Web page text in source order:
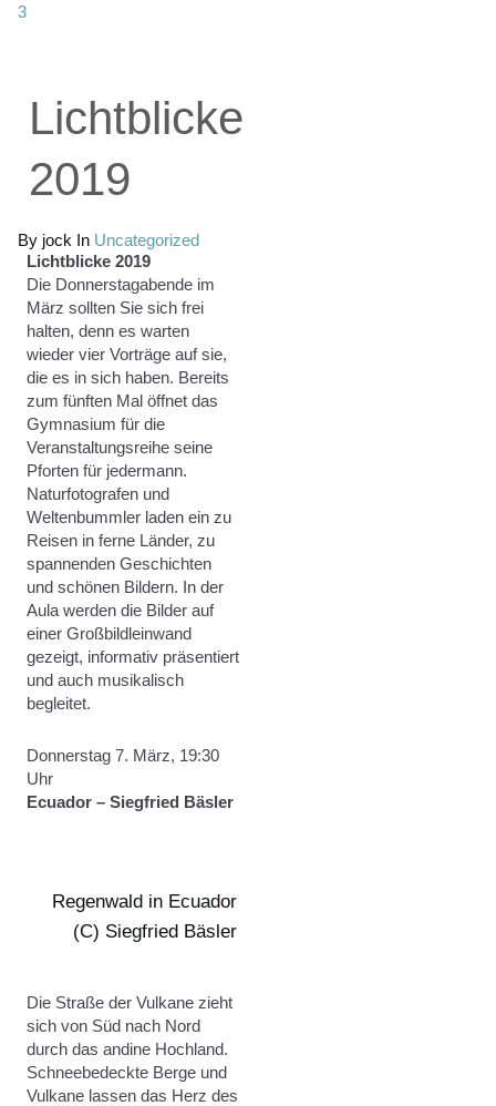
3
Lichtblicke
2019
By jock In Uncategorized
Lichtblicke 2019
Die Donnerstagabende im
März sollten Sie sich frei
halten, denn es warten
wieder vier Vorträge auf sie,
die es in sich haben. Bereits
zum fünften Mal öffnet das
Gymnasium für die
Veranstaltungsreihe seine
Pforten für jedermann.
Naturfotografen und
Weltenbummler laden ein zu
Reisen in ferne Länder, zu
spannenden Geschichten
und schönen Bildern. In der
Aula werden die Bilder auf
einer Großbildleinwand
gezeigt, informativ präsentiert
und auch musikalisch
begleitet.
Donnerstag 7. März, 19:30
Uhr
Ecuador – Siegfried Bäsler
Regenwald in Ecuador
(C) Siegfried Bäsler
Die Straße der Vulkane zieht
sich von Süd nach Nord
durch das andine Hochland.
Schneebedeckte Berge und
Vulkane lassen das Herz des